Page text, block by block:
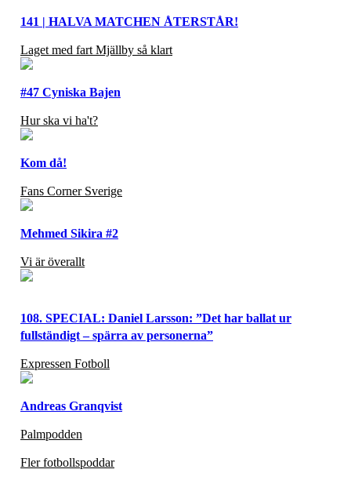
141 | HALVA MATCHEN ÅTERSTÅR!
Laget med fart Mjällby så klart
#47 Cyniska Bajen
Hur ska vi ha't?
Kom då!
Fans Corner Sverige
Mehmed Sikira #2
Vi är överallt
108. SPECIAL: Daniel Larsson: ”Det har ballat ur
fullständigt – spärra av personerna”
Expressen Fotboll
Andreas Granqvist
Palmpodden
Fler fotbollspoddar